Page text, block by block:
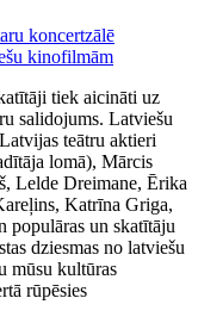
tiek aicināti uz
salidojums. Latviešu
teātru aktieri
lomā), Mārcis
Lelde Dreimane, Ērika
Katrīna Griga,
populāras un skatītāju
dziesmas no latviešu
mūsu kultūras
rūpēsies